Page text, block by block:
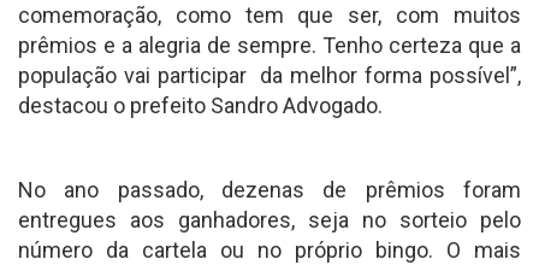
comemoração, como tem que ser, com muitos
prêmios e a alegria de sempre. Tenho certeza que a
população vai participar da melhor forma possível”,
destacou o prefeito Sandro Advogado.
No ano passado, dezenas de prêmios foram
entregues aos ganhadores, seja no sorteio pelo
número da cartela ou no próprio bingo. O mais